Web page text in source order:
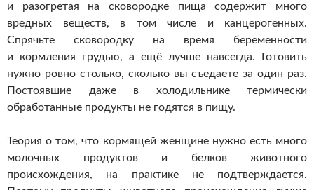
и разогретая на сковородке пища содержит много
вредных веществ, в том числе и канцерогенных.
Спрячьте сковородку на время беременности
и кормления грудью, а ещё лучше навсегда. Готовить
нужно ровно столько, сколько вы съедаете за один раз.
Постоявшие даже в холодильнике термически
обработанные продукты не годятся в пищу.
Теория о том, что кормящей женщине нужно есть много
молочных продуктов и белков животного
происхождения, на практике не подтверждается.